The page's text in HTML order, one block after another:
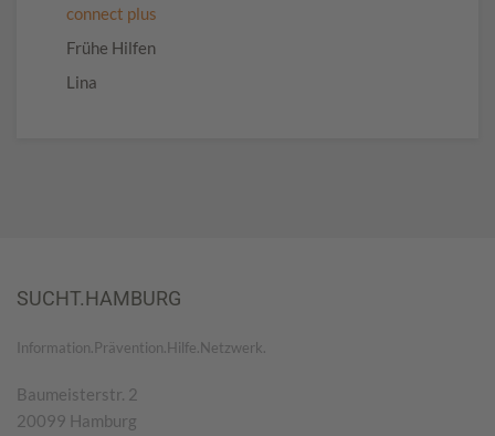
connect plus
Frühe Hilfen
Lina
SUCHT.HAMBURG
Information.Prävention.Hilfe.Netzwerk.
Baumeisterstr. 2
20099 Hamburg